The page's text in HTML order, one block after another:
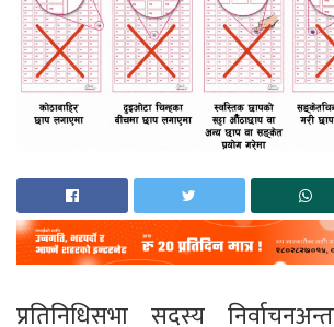
प्रतिनिधिसभा सदस्य